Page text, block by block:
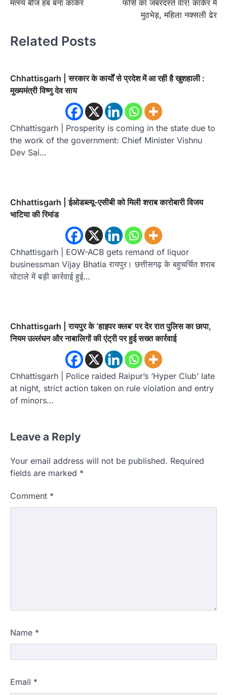
मत्स्य बीज हब बना कांकेर
फोर्स का जबरदस्त वार! कांकेर में
मुठभेड़, महिला नक्सली ढेर
Related Posts
Chhattisgarh | सरकार के कार्यों से प्रदेश में आ रही है खुशहाली :
मुख्यमंत्री विष्णु देव साय
Chhattisgarh | Prosperity is coming in the state due to
the work of the government: Chief Minister Vishnu
Dev Sai…
Chhattisgarh | ईओडब्ल्यू-एसीबी को मिली शराब कारोबारी विजय
भाटिया की रिमांड
Chhattisgarh | EOW-ACB gets remand of liquor
businessman Vijay Bhatia रायपुर। छत्तीसगढ़ के बहुचर्चित शराब
घोटाले में बड़ी कार्रवाई हुई…
Chhattisgarh | रायपुर के ‘हाइपर क्लब’ पर देर रात पुलिस का छापा,
नियम उल्लंघन और नाबालिगों की एंट्री पर हुई सख्त कार्रवाई
Chhattisgarh | Police raided Raipur’s ‘Hyper Club’ late
at night, strict action taken on rule violation and entry
of minors…
Leave a Reply
Your email address will not be published. Required
fields are marked *
Comment *
Name *
Email *